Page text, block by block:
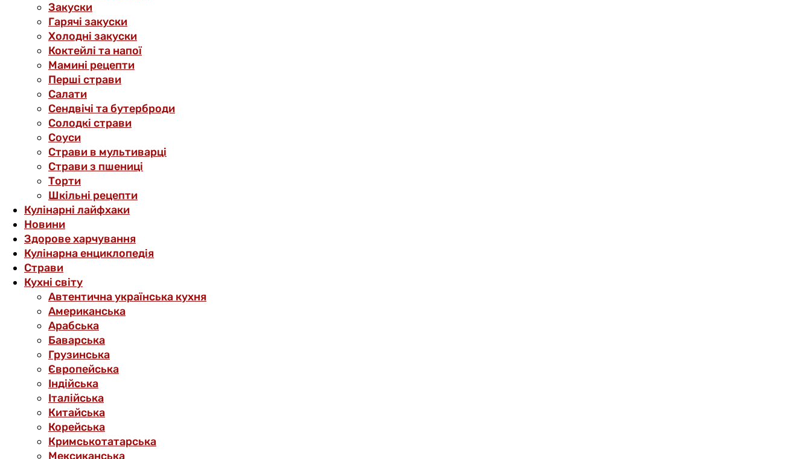
Закуски
Гарячі закуски
Холодні закуски
Коктейлі та напої
Мамині рецепти
Перші страви
Салати
Сендвічі та бутерброди
Солодкі страви
Соуси
Страви в мультиварці
Страви з пшениці
Торти
Шкільні рецепти
Кулінарні лайфхаки
Новини
Здорове харчування
Кулінарна енциклопедія
Страви
Кухні світу
Автентична українська кухня
Американська
Арабська
Баварська
Грузинська
Європейська
Індійська
Італійська
Китайська
Корейська
Кримськотатарська
Мексиканська